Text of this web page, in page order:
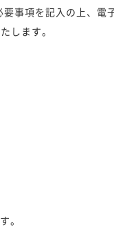
事項を記入の上、電
します。
。